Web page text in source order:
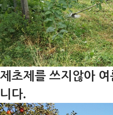
제초제를 쓰지않아
니다.